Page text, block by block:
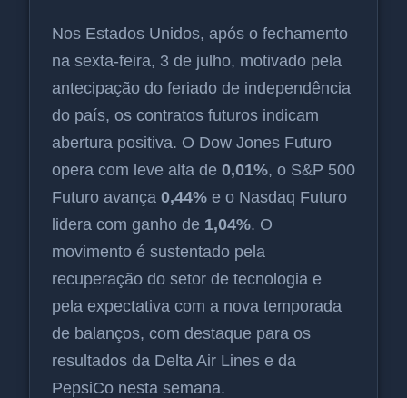
Nos Estados Unidos, após o fechamento
na sexta-feira, 3 de julho, motivado pela
antecipação do feriado de independência
do país, os contratos futuros indicam
abertura positiva. O Dow Jones Futuro
opera com leve alta de 0,01%, o S&P 500
Futuro avança 0,44% e o Nasdaq Futuro
lidera com ganho de 1,04%. O
movimento é sustentado pela
recuperação do setor de tecnologia e
pela expectativa com a nova temporada
de balanços, com destaque para os
resultados da Delta Air Lines e da
PepsiCo nesta semana.